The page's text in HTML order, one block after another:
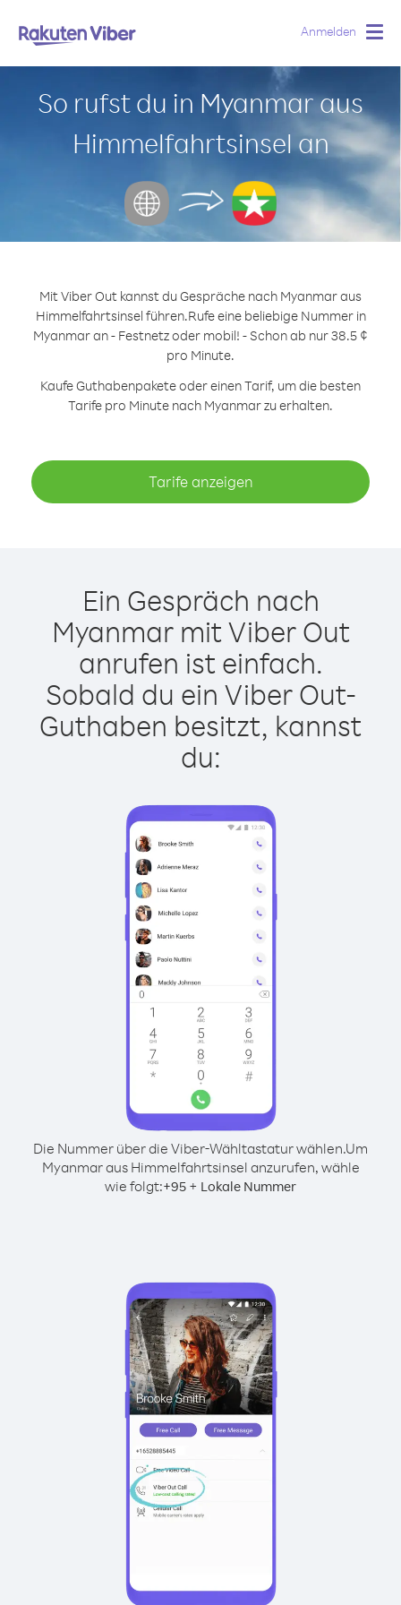
Anmelden
So rufst du in Myanmar aus
Himmelfahrtsinsel an
Mit Viber Out kannst du Gespräche nach Myanmar aus
Himmelfahrtsinsel führen.Rufe eine beliebige Nummer in
Myanmar an - Festnetz oder mobil! - Schon ab nur 38.5 ¢
pro Minute.
Kaufe Guthabenpakete oder einen Tarif, um die besten
Tarife pro Minute nach Myanmar zu erhalten.
Tarife anzeigen
Ein Gespräch nach
Myanmar mit Viber Out
anrufen ist einfach.
Sobald du ein Viber Out-
Guthaben besitzt, kannst
du:
Die Nummer über die Viber-Wähltastatur wählen.Um
Myanmar aus Himmelfahrtsinsel anzurufen, wähle
wie folgt:+95 + Lokale Nummer